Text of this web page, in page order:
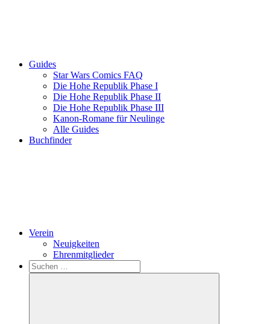
Guides
Star Wars Comics FAQ
Die Hohe Republik Phase I
Die Hohe Republik Phase II
Die Hohe Republik Phase III
Kanon-Romane für Neulinge
Alle Guides
Buchfinder
Verein
Neuigkeiten
Ehrenmitglieder
Search
Suchen
nach: